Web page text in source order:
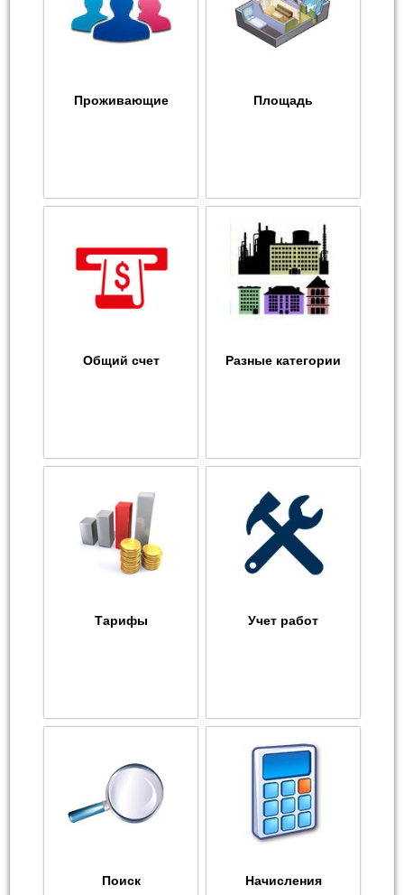
Проживающие Площадь
Общий счет Разные категории
Тарифы Учет работ
Поиск Начисления